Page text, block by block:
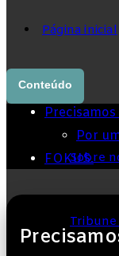
Página inicial
Sobre
Tribune
Conteúdo
Por
FOKUS.